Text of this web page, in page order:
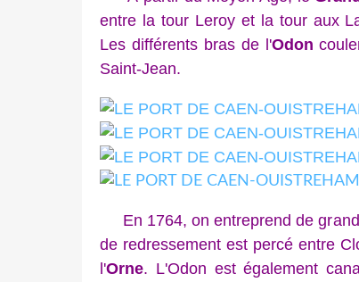
entre la tour Leroy et la tour aux
Les différents bras de l'Odon
Saint-Jean.
En 1764, on entreprend de
de redressement est percé entre
l'Orne. L'Odon est également